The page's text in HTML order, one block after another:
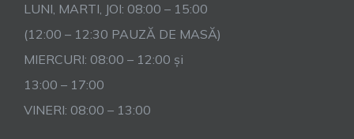
LUNI, MARTI, JOI: 08:00 – 15:00
(12:00 – 12:30 PAUZĂ DE MASĂ)
MIERCURI: 08:00 – 12:00 și
13:00 – 17:00
VINERI: 08:00 – 13:00